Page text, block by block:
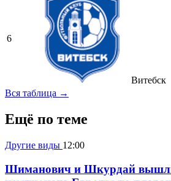
6
Витебск
Вся таблица →
Ещё по теме
Другие виды 12:00
Шиманович и Шкурдай